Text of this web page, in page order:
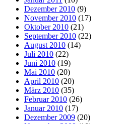
Dezember 2010 (9)
November 2010 (17)
Oktober 2010 (21)
September 2010 (22)
August 2010 (14)
Juli 2010 (22)
Juni 2010 (19)
Mai 2010 (20)
April 2010 (20)
März 2010 (35)
Februar 2010 (26)
Januar 2010 (17)
Dezember 2009 (20)